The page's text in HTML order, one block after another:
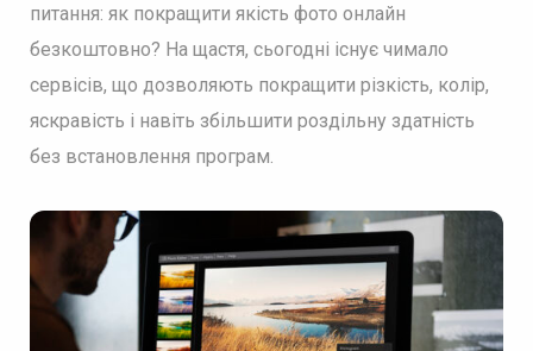
питання: як покращити якість фото онлайн
безкоштовно? На щастя, сьогодні існує чимало
сервісів, що дозволяють покращити різкість, колір,
яскравість і навіть збільшити роздільну здатність
без встановлення програм.